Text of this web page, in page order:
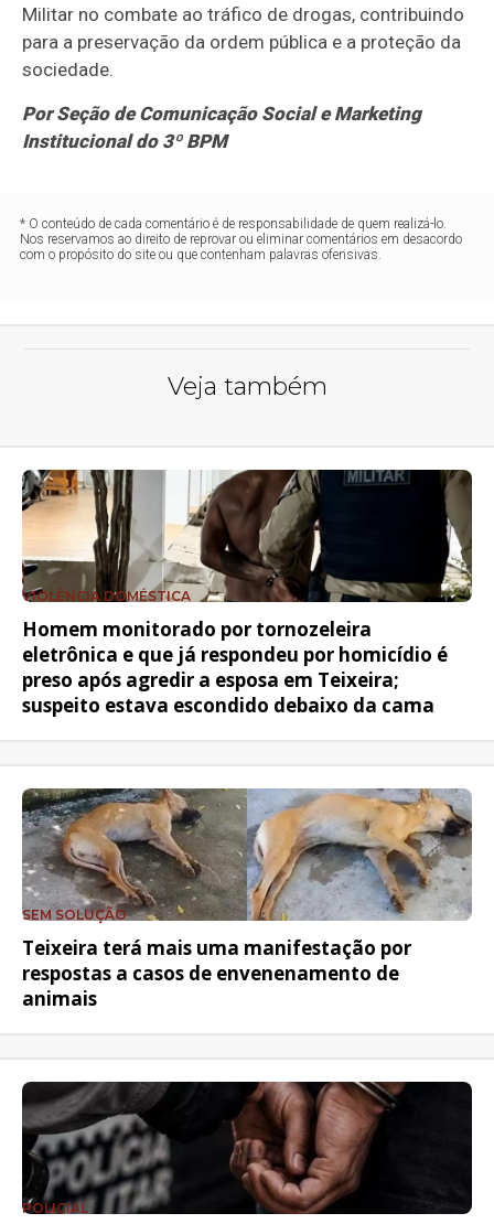
Militar no combate ao tráfico de drogas, contribuindo
para a preservação da ordem pública e a proteção da
sociedade.
Por Seção de Comunicação Social e Marketing
Institucional do 3º BPM
* O conteúdo de cada comentário é de responsabilidade de quem realizá-lo.
Nos reservamos ao direito de reprovar ou eliminar comentários em desacordo
com o propósito do site ou que contenham palavras ofensivas.
Veja também
VIOLÊNCIA DOMÉSTICA
Homem monitorado por tornozeleira
eletrônica e que já respondeu por homicídio é
preso após agredir a esposa em Teixeira;
suspeito estava escondido debaixo da cama
SEM SOLUÇÃO
Teixeira terá mais uma manifestação por
respostas a casos de envenenamento de
animais
POLICIAL